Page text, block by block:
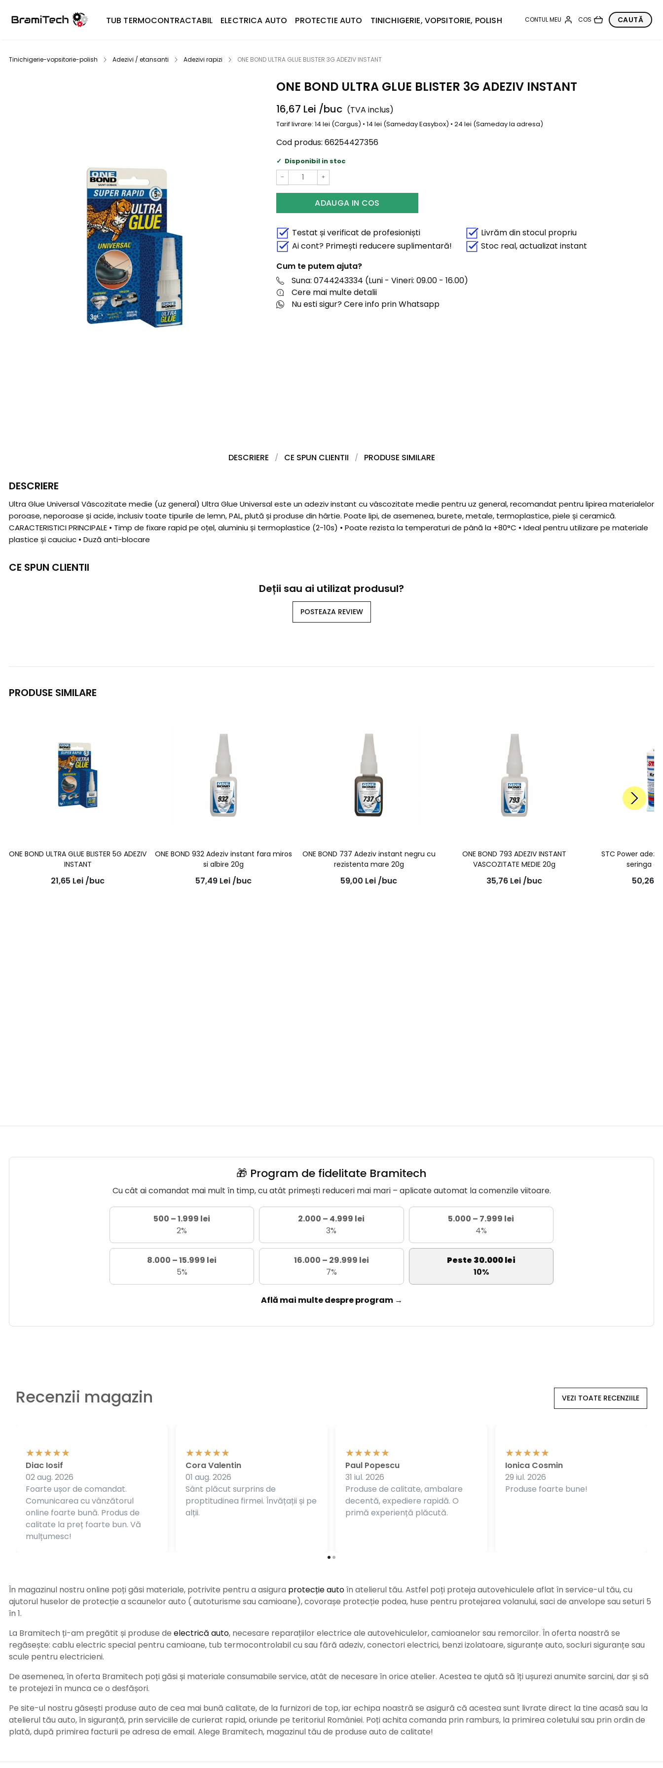
TUB TERMOCONTRACTABIL ELECTRICA AUTO PROTECTIE AUTO TINICHIGERIE, VOPSITORIE, POLISH
Tinichigerie-vopsitorie-polish Adezivi / etansanti Adezivi rapizi ONE BOND ULTRA GLUE BLISTER 3G ADEZIV INSTANT
ONE BOND ULTRA GLUE BLISTER 3G ADEZIV INSTANT
16,67 Lei /buc (TVA inclus)
Tarif livrare: 14 lei (Cargus) • 14 lei (Sameday Easybox) • 24 lei (Sameday la adresa)
Cod produs: 66254427356
Disponibil in stoc
− +
ADAUGA IN COS
Testat și verificat de profesioniști
Livrăm din stocul propriu
Ai cont? Primești reducere suplimentară!
Stoc real, actualizat instant
Cum te putem ajuta?
Suna: 0744243334 (Luni - Vineri: 09.00 - 16.00)
Cere mai multe detalii
Nu esti sigur? Cere info prin Whatsapp
DESCRIERE CE SPUN CLIENTII PRODUSE SIMILARE
DESCRIERE
Ultra Glue Universal Vâscozitate medie (uz general) Ultra Glue Universal este un adeziv instant cu vâscozitate medie pentru uz general, recomandat pentru lipirea materialelor
poroase, neporoase și acide, inclusiv toate tipurile de lemn, PAL, plută și produse din hârtie. Poate lipi, de asemenea, burete, metale, termoplastice, piele și ceramică.
CARACTERISTICI PRINCIPALE • Timp de fixare rapid pe oțel, aluminiu și termoplastice (2-10s) • Poate rezista la temperaturi de până la +80°C • Ideal pentru utilizare pe materiale
plastice și cauciuc • Duză anti-blocare
CE SPUN CLIENTII
Deții sau ai utilizat produsul?
POSTEAZA REVIEW
PRODUSE SIMILARE
ONE BOND ULTRA GLUE BLISTER 5G ADEZIV
INSTANT
21,65 Lei /buc
ONE BOND 932 Adeziv instant fara miros
si albire 20g
57,49 Lei /buc
ONE BOND 737 Adeziv instant negru cu
rezistenta mare 20g
59,00 Lei /buc
ONE BOND 793 ADEZIV INSTANT
VASCOZITATE MEDIE 20g
35,76 Lei /buc
STC Power
seringa
50,26
🎁 Program de fidelitate Bramitech
Cu cât ai comandat mai mult în timp, cu atât primești reduceri mai mari – aplicate automat la comenzile viitoare.
500 – 1.999 lei
2%
2.000 – 4.999 lei
3%
5.000 – 7.999 lei
4%
8.000 – 15.999 lei
5%
16.000 – 29.999 lei
7%
Peste 30.000 lei
10%
Află mai multe despre program →
Recenzii magazin VEZI TOATE RECENZIILE
Foarte ușor de comandat.
Comunicarea cu vânzătorul
online foarte bună. Produs de
calitate la preț foarte bun. Vă
mulțumesc!
Diac Iosif
02 aug. 2026
Sânt plăcut surprins de
proptitudinea firmei. Învățații și pe
alții.
Cora Valentin
01 aug. 2026
Produse de calitate, ambalare
decentă, expediere rapidă. O
primă experiență plăcută.
Paul Popescu
31 iul. 2026
Produse foarte bune!
Ionica Cosmin
29 iul. 2026
În magazinul nostru online poți găsi materiale, potrivite pentru a asigura protecție autoîn atelierul tău. Astfel poți proteja autovehiculele aflat în service-ul tău, cu
ajutorul huselor de protecție a scaunelor auto ( autoturisme sau camioane), covorașe protecție podea, huse pentru protejarea volanului, saci de anvelope sau seturi 5
în 1.
La Bramitech ți-am pregătit și produse de electrică auto, necesare reparațiilor electrice ale autovehiculelor, camioanelor sau remorcilor. În oferta noastră se
regăsește: cablu electric special pentru camioane, tub termocontrolabil cu sau fără adeziv, conectori electrici, benzi izolatoare, siguranțe auto, socluri siguranțe sau
scule pentru electricieni.
De asemenea, în oferta Bramitech poți găsi și materiale consumabile service, atât de necesare în orice atelier. Acestea te ajută să îți ușurezi anumite sarcini, dar și să
te protejezi în munca ce o desfășori.
Pe site-ul nostru găsești produse auto de cea mai bună calitate, de la furnizori de top, iar echipa noastră se asigură că acestea sunt livrate direct la tine acasă sau la
atelierul tău auto, în siguranță, prin serviciile de curierat rapid, oriunde pe teritoriul României. Poți achita comanda prin ramburs, la primirea coletului sau prin ordin de
plată, după primirea facturii pe adresa de email. Alege Bramitech, magazinul tău de produse auto de calitate!